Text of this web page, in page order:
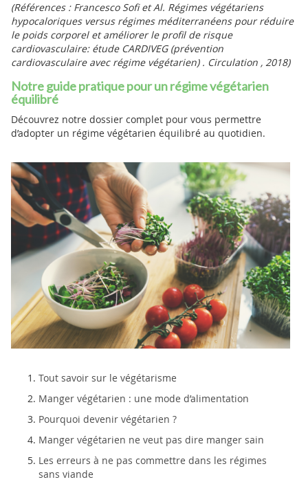
(Références : Francesco Sofi et Al. Régimes végétariens
hypocaloriques versus régimes méditerranéens pour réduire
le poids corporel et améliorer le profil de risque
cardiovasculaire: étude CARDIVEG (prévention
cardiovasculaire avec régime végétarien) . Circulation , 2018)
Notre guide pratique pour un régime végétarien
équilibré
Découvrez notre dossier complet pour vous permettre
d’adopter un régime végétarien équilibré au quotidien.
Tout savoir sur le végétarisme
Manger végétarien : une mode d’alimentation
Pourquoi devenir végétarien ?
Manger végétarien ne veut pas dire manger sain
Les erreurs à ne pas commettre dans les régimes
sans viande